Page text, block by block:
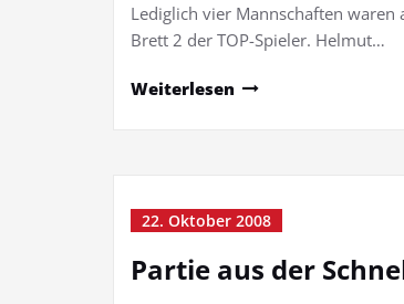
Lediglich vier Mannschaften waren
Brett 2 der TOP-Spieler. Helmut…
Weiterlesen
22. Oktober 2008
Partie aus der